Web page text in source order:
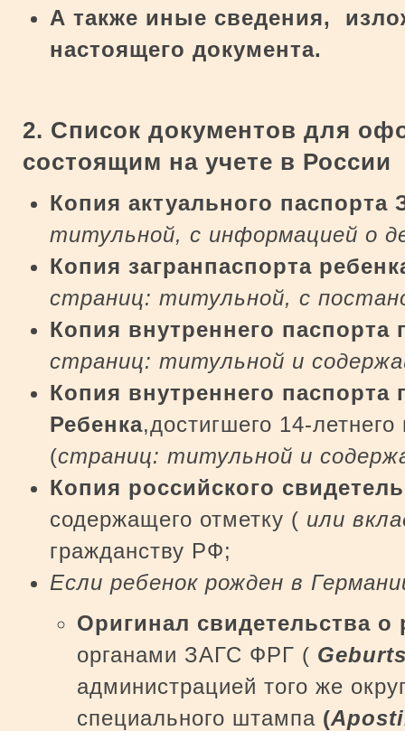
А также иные сведения,
настоящего документа.
2. Список документов для
состоящим на учете в России
Копия актуального
титульной, с информацией о
Копия загранпаспорта
страниц: титульной, с
Копия внутреннего
страниц: титульной и
Копия внутреннего паспорта
Ребенка,достигшего 14-
(страниц: титульной и
Копия российского
содержащего отметку ( или
гражданству РФ;
Если ребенок рожден в
Оригинал свидетельства о
органами ЗАГС ФРГ (
администрацией того же
специального штампа (